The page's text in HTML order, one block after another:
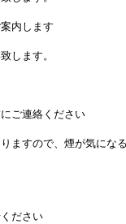
内します
します。
ご連絡ください
ますので、煙が気にな
ださい